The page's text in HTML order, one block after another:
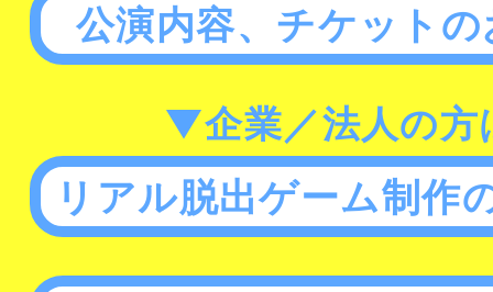
公演内容、チケット
▼企業／法人の方
リアル脱出ゲーム制作